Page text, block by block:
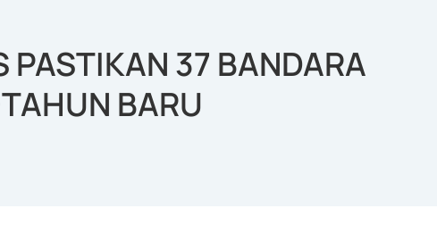
PASTIKAN 37 BANDARA
BARU